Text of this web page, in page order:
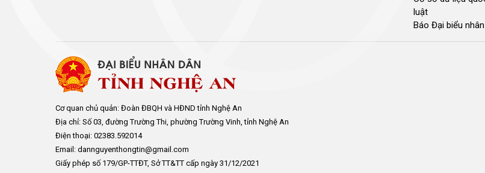
luật
Báo Đại biểu
Cơ quan chủ quản: Đoàn ĐBQH và HĐND tỉnh Nghệ An
Địa chỉ: Số 03, đường Trường Thi, phường Trường Vinh, tỉnh Nghệ An
Điện thoại: 02383.592014
Email: dannguyenthongtin@gmail.com
Giấy phép số 179/GP-TTĐT, Sở TT&TT cấp ngày 31/12/2021